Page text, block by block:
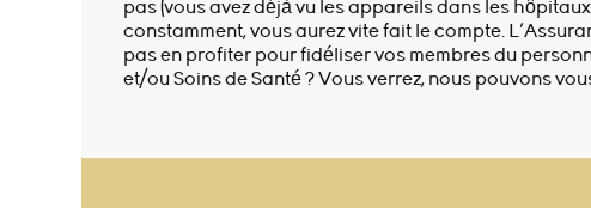
pas (vous avez déjà vu les appareils dans les
constamment, vous aurez vite fait le compte.
pas en profiter pour fidéliser vos membres du
et/ou Soins de Santé ? Vous verrez, nous pouvons